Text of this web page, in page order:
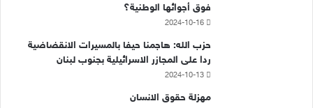
فوق أجوائها الوطنية؟
2024-10-16
حزب الله: هاجمنا حيفا بالمسيرات الانقضاضية
ردا على المجازر الاسرائيلية بجنوب لبنان
2024-10-13
مهزلة حقوق الانسان